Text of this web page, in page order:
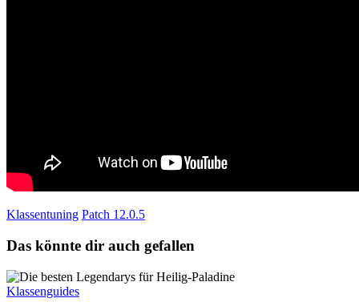
Klassentuning Patch 12.0.5
Das könnte dir auch gefallen
Klassenguides